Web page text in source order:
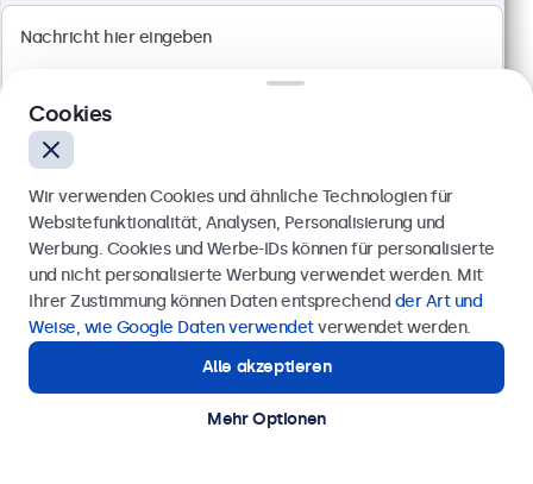
Anschlüsse: HDMI, VGA, BNC, RCA-Cinch
Montage: Einbau, Wand- und Tischmontage
499,00 €
593,81 € inkl. MwSt.
Anfrage senden
Rufen Sie uns an unter0211 38 78 95 62
Benötigen Sie Unterstützung?
Kontaktieren Sie uns!
Cookies
Wir verwenden Cookies und ähnliche Technologien für
Websitefunktionalität, Analysen, Personalisierung und
Werbung. Cookies und Werbe-IDs können für personalisierte
und nicht personalisierte Werbung verwendet werden. Mit
Ihrer Zustimmung können Daten entsprechend der Art und
Weise, wie Google Daten verwendetverwendet werden.
Alle akzeptieren
Mehr Optionen